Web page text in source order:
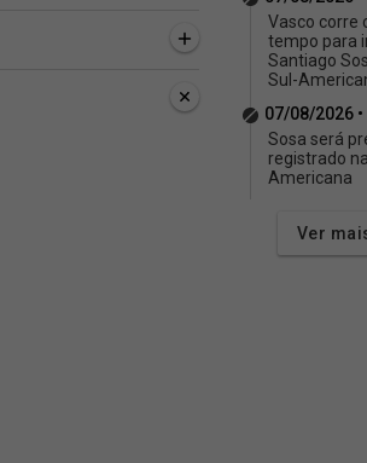
Vasco corre
tempo para
Santiago
Sul-
07/08/2026
Sosa será
registrado
Americana
Ver